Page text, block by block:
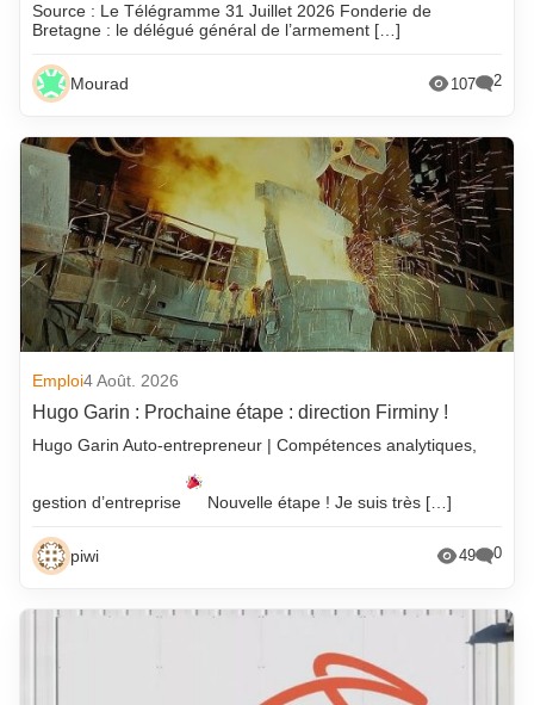
Source : Le Télégramme 31 Juillet 2026 Fonderie de
Bretagne : le délégué général de l’armement […]
Mourad 107 2
Emploi4 Août. 2026
Hugo Garin : Prochaine étape : direction Firminy !
Hugo Garin Auto-entrepreneur | Compétences analytiques,
gestion d’entreprise Nouvelle étape ! Je suis très […]
piwi 49 0